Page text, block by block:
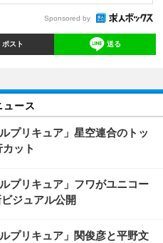
Sponsored by
ポスト 送る
ュース
プリキュア」星空連合のトッ
ット
プリキュア」フワがユニコー
ジュアル公開
プリキュア」関俊彦と平野文